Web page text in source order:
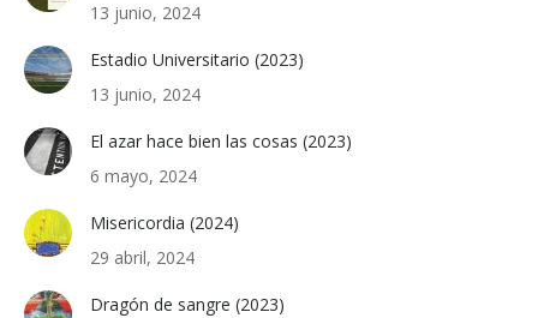
13 junio, 2024
Estadio Universitario (2023)
13 junio, 2024
El azar hace bien las cosas (2023)
6 mayo, 2024
Misericordia (2024)
29 abril, 2024
Dragón de sangre (2023)